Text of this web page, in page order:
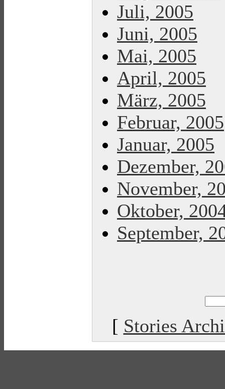
Juli, 2005
Juni, 2005
Mai, 2005
April, 2005
März, 2005
Februar, 2005
Januar, 2005
Dezember,
November,
Oktober,
September,
[ Stories